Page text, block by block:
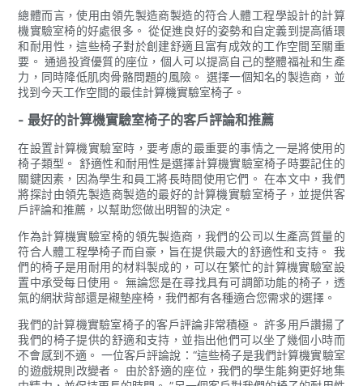
總體而言，使用由領先製造商製造的符合人體工程學設計的計算
機實驗室椅的好處很多。 從促進良好的姿勢和自定義到提高循環
和耐用性，這些椅子對於創建舒適且富有成效的工作空間至關重
要。 通過投資優質的座位，個人可以提高自己的整體福祉和生產
力，同時降低肌肉骨骼問題的風險。 選擇一個知名的製造商，並
找到今天工作空間的最佳計算機實驗室椅子。
- 最好的計算機實驗室椅子的客戶評論和推薦
在設置計算機實驗室時，要考慮的最重要的事情之一是將使用的
椅子類型。 舒適性和耐用性是選擇計算機實驗室椅子時要記住的
關鍵因素，因為學生和員工將長時間使用它們。 在本文中，我們
將探討由領先製造商製造的最好的計算機實驗室椅子，並提供客
戶評論和推薦，以幫助您做出明智的決定。
作為計算機實驗室椅的領先製造商，我們的公司以生產高質量的
符合人體工程學椅子而自豪，旨在提供最大的舒適性和支持。 我
們的椅子是用耐用的材料製成的，可以在繁忙的計算機實驗室設
置中承受每日使用。 無論您是在尋找具有可調節功能的椅子，透
氣的網狀背部還是襯墊座椅，我們都有各種適合您需求的選擇。
我們的計算機實驗室椅子的客戶評論非常積極。 許多用戶讚揚了
我們的椅子提供的舒適和支持，並指出他們可以坐了幾個小時而
不會感到不適。 一位客戶評論說：“這些椅子是我們計算機實驗室
的遊戲規則改變者。 由於舒適的座位，我們的學生能夠更好地集